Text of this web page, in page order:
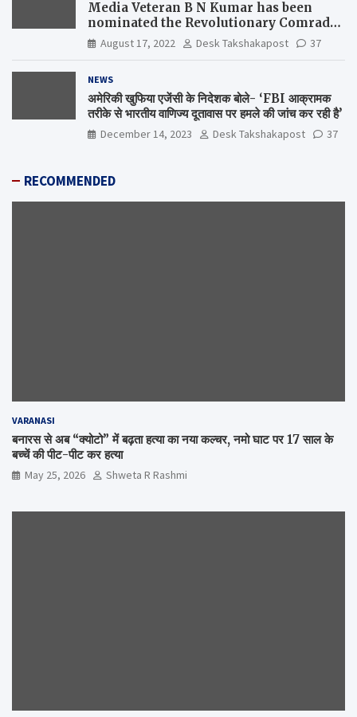
Media Veteran B N Kumar has been
nominated the Revolutionary Comrade
Shiv Varma Media Award 2022-23
August 17, 2022 Desk Takshakapost 37
NEWS
अमेरिकी खुफिया एजेंसी के निदेशक बोले- ‘FBI आक्रामक
तरीके से भारतीय वाणिज्य दूतावास पर हमले की जांच कर रही है’
December 14, 2023 Desk Takshakapost 37
RECOMMENDED
VARANASI
बनारस से अब “क्योटो” में बढ़ता हत्या का नया कल्चर, नमो घाट पर 17 साल के
बच्चें की पीट-पीट कर हत्या
May 25, 2026 Shweta R Rashmi